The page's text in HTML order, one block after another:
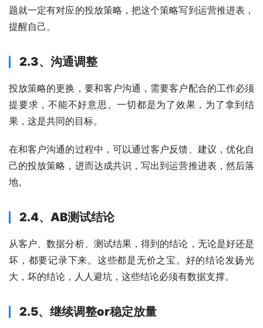
题就一定有对应的投放策略，把这个策略写到运营推进表，
提醒自己。
2.3、沟通调整
投放策略的更换，要和客户沟通，需要客户配合的工作必须
提要求，不能不好意思。一切都是为了效果，为了拿到结
果，这是共同的目标。
在和客户沟通的过程中，可以通过客户反馈、建议，优化自
己的投放策略，进而达成共识，写出到运营推进表，然后落
地。
2.4、AB测试结论
从客户、数据分析、测试结果，得到的结论，无论是好还是
坏，都要记录下来。这些都是无价之宝。好的结论发扬光
大，坏的结论，人人避坑，这些结论必须有数据支撑。
2.5、继续调整or稳定放量